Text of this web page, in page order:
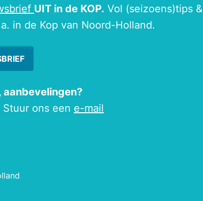
UIT in de KOP. Vol (seizoens)tips
in de Kop van Noord-Holland.
aanbevelingen?
ons een e-mail